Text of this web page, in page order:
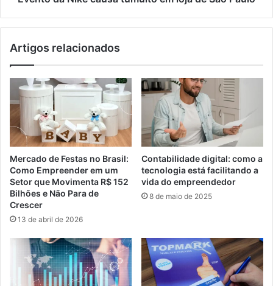
Artigos relacionados
Mercado de Festas no Brasil:
Como Empreender em um
Setor que Movimenta R$ 152
Bilhões e Não Para de
Crescer
13 de abril de 2026
Contabilidade digital: como a
tecnologia está facilitando a
vida do empreendedor
8 de maio de 2025